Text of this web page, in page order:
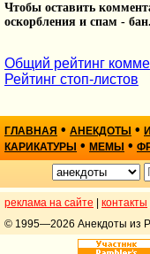
Чтобы оставить
оскорбления и спам - бан.
Общий рейтинг
Рейтинг стоп-листов
ГЛАВНАЯ • АНЕКДОТЫ •
КАРИКАТУРЫ • МЕМЫ •
реклама на сайте контакты
© 1995—2026 Анекдоты из